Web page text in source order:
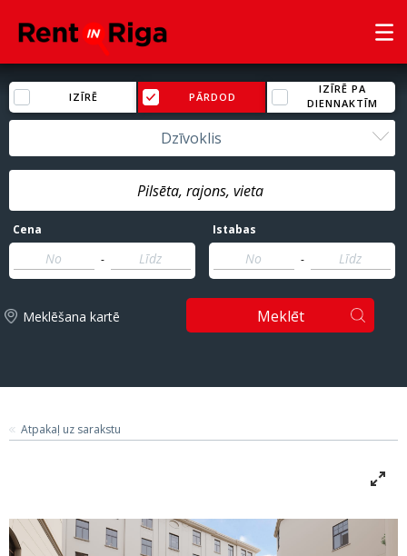
IZĪRĒ PĀRDOD
IZĪRĒ PA
DIENNAKTĪM
Dzīvoklis
Cena
-
Istabas
-
Meklēšana kartē Meklēt
Atpakaļ uz sarakstu